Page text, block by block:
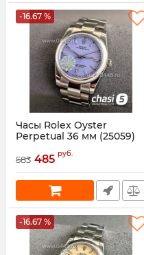
-16.67 %
Часы Rolex Oyster
Perpetual 36 мм (25059)
25059
583 485 руб.
-16.67 %